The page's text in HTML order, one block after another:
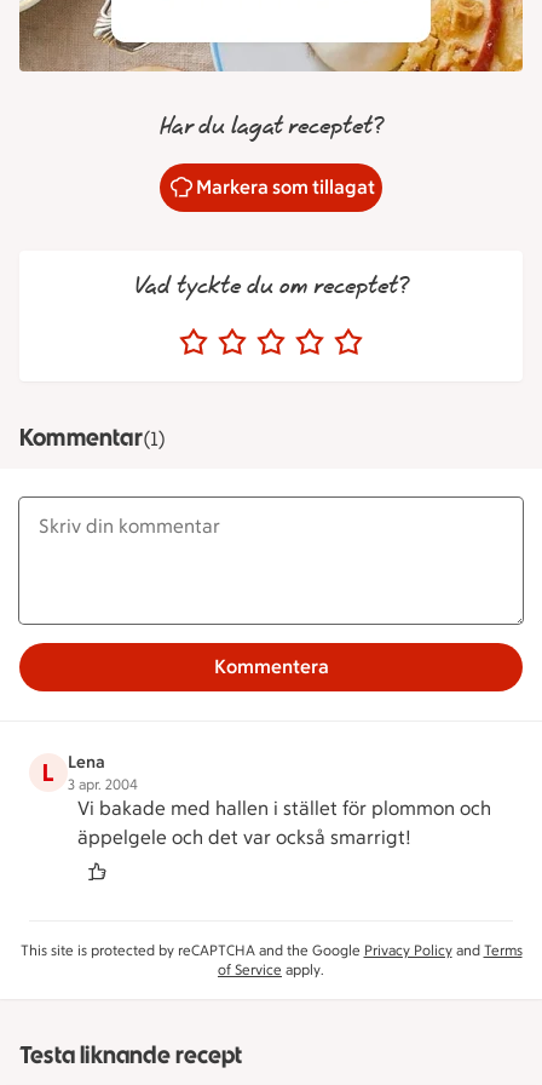
Har du lagat receptet?
Markera som tillagat
Vad tyckte du om receptet?
Kommentar(1)
Kommentera
L Lena
3 apr. 2004
Vi bakade med hallen i stället för plommon och
äppelgele och det var också smarrigt!
This site is protected by reCAPTCHA and the Google Privacy Policyand Terms
of Service apply.
Testa liknande recept